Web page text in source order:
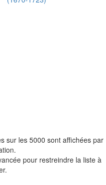
sur les 5000 sont affichées par
pour restreindre la liste à